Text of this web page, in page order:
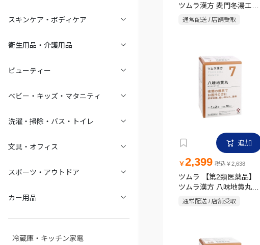
スキンケア・ボディケア
衛生用品・介護用品
ビューティー
ベビー・キッズ・マタニティ
洗濯・掃除・バス・トイレ
文具・オフィス
スポーツ・アウトドア
カー用品
冷蔵庫・キッチン家電
ツムラ漢方 麦門冬湯エキ
ス 顆粒8包
通常配送 / 店舗受取
追加
￥2,399 税込￥2,638
ツムラ 【第2類医薬品】
ツムラ漢方 八味地黄丸料
エキス顆粒A 20包
通常配送 / 店舗受取